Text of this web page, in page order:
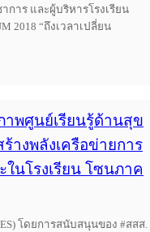
าร​ และผู้บริหารโรงเรียน
2018 “ถึงเวลาเปลี่ยน
พศูนย์เรียนรู้ด้านสุข
างพลังเครือข่ายการ
นโรงเรียน โซนภาค
โดยการสนับสนุน​ของ​ #สสส.​